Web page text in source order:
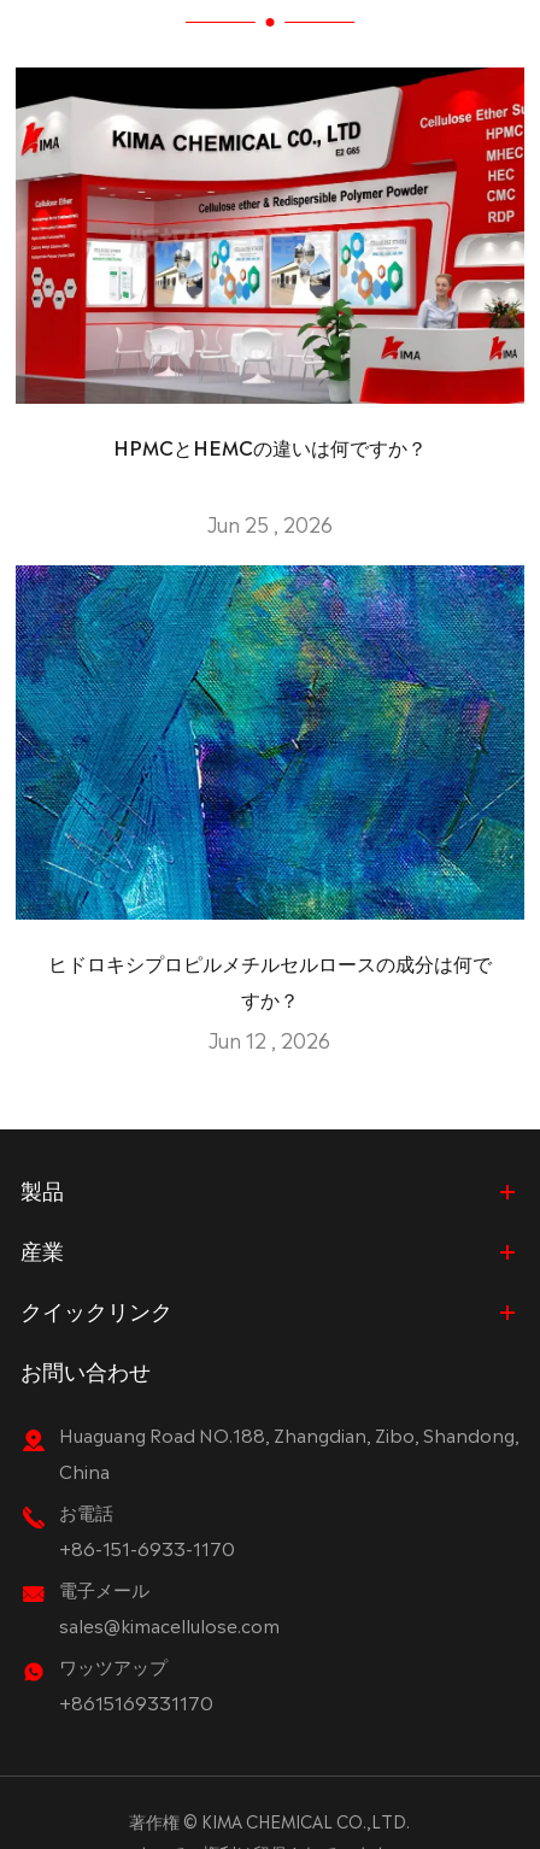
HPMCとHEMCの違いは何ですか？
Jun 25 , 2026
ヒドロキシプロピルメチルセルロースの成分は何で
すか？
Jun 12 , 2026
製品
産業
クイックリンク
お問い合わせ
Huaguang Road NO.188, Zhangdian, Zibo, Shandong,
China
お電話
+86-151-6933-1170
電子メール
sales@kimacellulose.com
ワッツアップ
+8615169331170
著作権 © KIMA CHEMICAL CO.,LTD.